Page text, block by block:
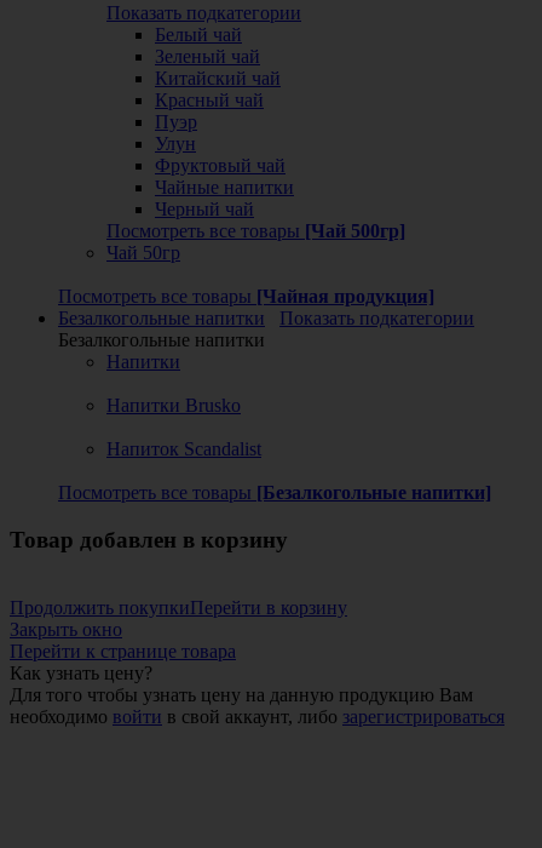
Показать подкатегории
Белый чай
Зеленый чай
Китайский чай
Красный чай
Пуэр
Улун
Фруктовый чай
Чайные напитки
Черный чай
Посмотреть все товары [Чай 500гр]
Чай 50гр
Посмотреть все товары [Чайная продукция]
Безалкогольные напитки
Показать подкатегории
Безалкогольные напитки
Напитки
Напитки Brusko
Напиток Scandalist
Посмотреть все товары [Безалкогольные напитки]
Товар добавлен в корзину
Продолжить покупкиПерейти в корзину
Закрыть окно
Перейти к странице товара
Как узнать цену?
Для того чтобы узнать цену на данную продукцию Вам
необходимо войти в свой аккаунт, либо зарегистрироваться